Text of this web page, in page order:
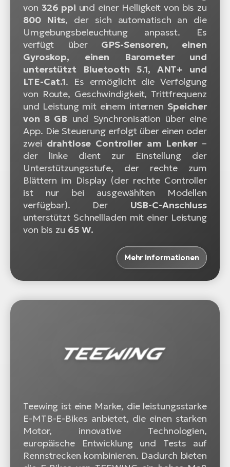
von 326 ppi und einer Helligkeit von bis zu
800 Nits, der sich automatisch an die
Umgebungsbeleuchtung anpasst. Es
verfügt überGPS-Sensoren, einen
Gyroskop, einen Barometer und
unterstützt Bluetooth 5.1, ANT+ und
LTE-Cat.1. Es ermöglicht die Verfolgung
von Route, Geschwindigkeit, Trittfrequenz
und Leistung mit einem internen Speicher
von 8 GB und Synchronisation über eine
App. Die Steuerung erfolgt über einen oder
zwei drahtlose Controller am Lenker–
der linke dient zur Einstellung der
Unterstützungsstufe, der rechte zum
Blättern im Display (der rechte Controller
ist nur bei ausgewählten Modellen
verfügbar). Der USB-C-Anschluss
unterstützt Schnellladen mit einer Leistung
von bis zu 65 W.
Mehr Informationen
Teewing ist eine Marke, die leistungsstarke
E-MTB-E-Bikes anbietet, die einen starken
Motor, innovative Technologien,
europäische Entwicklung und Tests auf
Rennstrecken kombinieren. Dadurch bieten